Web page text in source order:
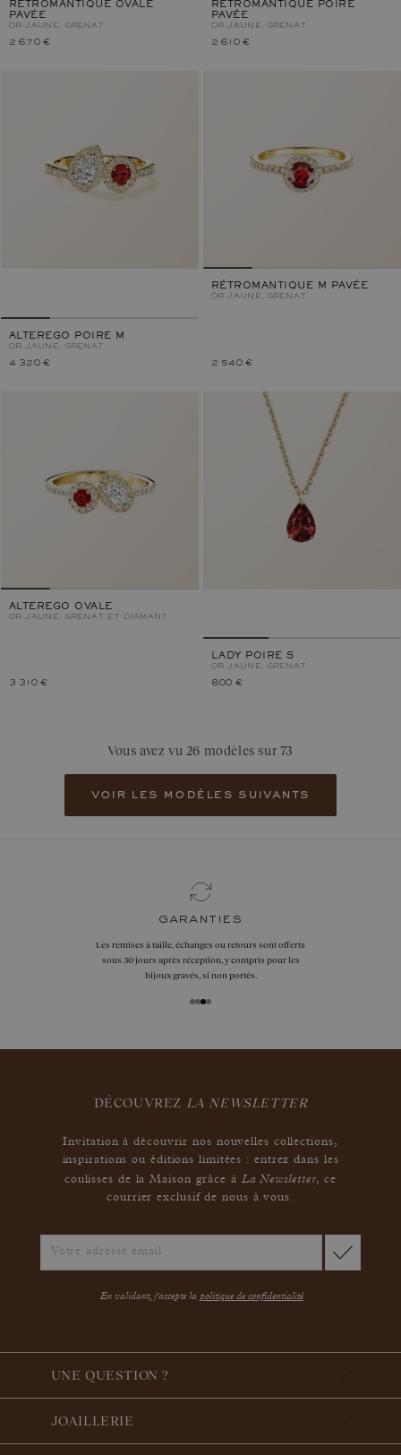
RÉTROMANTIQUE OVALE
PAVÉE
OR JAUNE, GRENAT
2 670 €
RÉTROMANTIQUE POIRE
PAVÉE
OR JAUNE, GRENAT
2 610 €
ALTEREGO POIRE M
OR JAUNE, GRENAT
4 320 €
RÉTROMANTIQUE M PAVÉE
OR JAUNE, GRENAT
2 540 €
ALTEREGO OVALE
OR JAUNE, GRENAT ET DIAMANT
3 310 €
LADY POIRE S
OR JAUNE, GRENAT
800 €
Vous avez vu 26 modèles sur 73
voir les modèles suivants
garanties
Les remises à taille, échanges ou retours sont offerts
sous 30 jours après réception, y compris pour les
bijoux gravés, si non portés.
DÉCOUVREZ LA NEWSLETTER
Invitation à découvrir nos nouvelles collections,
inspirations ou éditions limitées : entrez dans les
coulisses de la Maison grâce à La Newsletter,ce
courrier exclusif de nous à vous.
En validant, j'accepte la politique de confidentialité
UNE QUESTION ?
JOAILLERIE